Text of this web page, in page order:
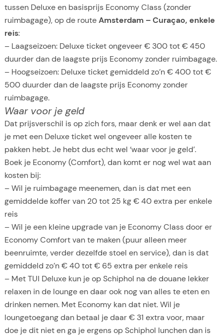
tussen Deluxe en basisprijs Economy Class (zonder
ruimbagage), op de routeAmsterdam – Curaçao, enkele
reis:
– Laagseizoen: Deluxe ticket ongeveer € 300 tot € 450
duurder dan de laagste prijs Economy zonder ruimbagage.
– Hoogseizoen: Deluxe ticket gemiddeld zo’n € 400 tot €
500 duurder dan de laagste prijs Economy zonder
ruimbagage.
Waar voor je geld
Dat prijsverschil is op zich fors, maar denk er wel aan dat
je met een Deluxe ticket wel ongeveer alle kosten te
pakken hebt. Je hebt dus echt wel ‘waar voor je geld’.
Boek je Economy (Comfort), dan komt er nog wel wat aan
kosten bij:
– Wil je ruimbagage meenemen, dan is dat met een
gemiddelde koffer van 20 tot 25 kg € 40 extra per enkele
reis
– Wil je een kleine upgrade van je Economy Class door er
Economy Comfort van te maken (puur alleen meer
beenruimte, verder dezelfde stoel en service), dan is dat
gemiddeld zo’n € 40 tot € 65 extra per enkele reis
– Met TUI Deluxe kun je op Schiphol na de douane lekker
relaxen in de lounge en daar ook nog van alles te eten en
drinken nemen. Met Economy kan dat niet. Wil je
loungetoegang dan betaal je daar € 31 extra voor, maar
doe je dit niet en ga je ergens op Schiphol lunchen dan is